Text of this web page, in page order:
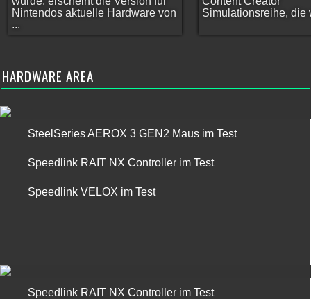
Nintendos aktuelle Hardware von
...
Simulationsreihe, die
HARDWARE AREA
SteelSeries AEROX 3 GEN2 Maus im Test
Speedlink RAIT NX Controller im Test
Speedlink VELOX im Test
Speedlink RAIT NX Controller im Test